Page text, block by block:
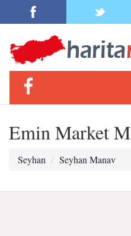
Emin Market
Seyhan Seyhan Manav